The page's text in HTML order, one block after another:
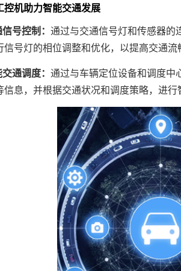
机助力智能交通发展
号控制： 通过与交通信号灯和传感器的
号灯的相位调整和优化，以提高交通流
通调度： 通过与车辆定位设备和调度中
信息，并根据交通状况和调度策略，进